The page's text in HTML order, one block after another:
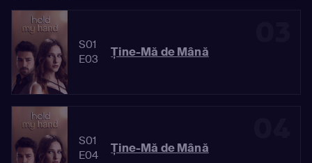
S01
E03
Ține-Mă de Mână
S01
E04
Ține-Mă de Mână